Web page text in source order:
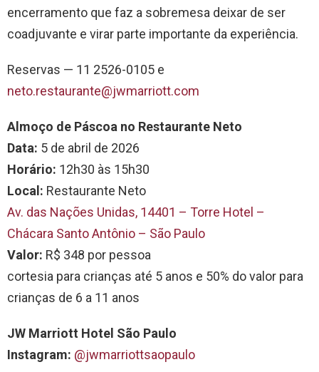
encerramento que faz a sobremesa deixar de ser
coadjuvante e virar parte importante da experiência.
Reservas — 11 2526-0105 e
neto.restaurante@jwmarriott.com
Almoço de Páscoa no Restaurante Neto
Data: 5 de abril de 2026
Horário: 12h30 às 15h30
Local: Restaurante Neto
Av. das Nações Unidas, 14401 – Torre Hotel –
Chácara Santo Antônio – São Paulo
Valor: R$ 348 por pessoa
cortesia para crianças até 5 anos e 50% do valor para
crianças de 6 a 11 anos
JW Marriott Hotel São Paulo
Instagram: @jwmarriottsaopaulo